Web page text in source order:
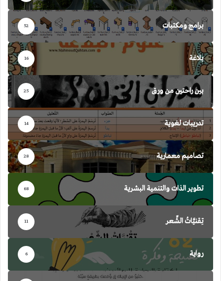
برامج ومكتبات 52
بلاغة 16
بين راحتين من ورق 25
تدريبات لغوية 14
تصاميم معمارية 28
تطوير الذات والتنمية البشرية 68
تِقنيَّاتُ الشِّعر 11
رواية 6